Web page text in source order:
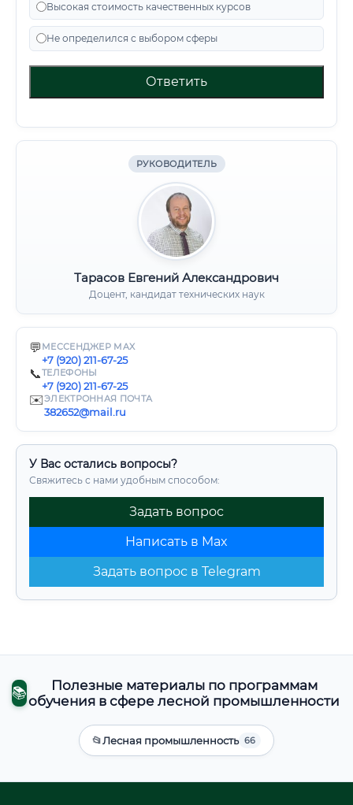
Высокая стоимость качественных курсов
Не определился с выбором сферы
Ответить
РУКОВОДИТЕЛЬ
Тарасов Евгений Александрович
Доцент, кандидат технических наук
💬 МЕССЕНДЖЕР MAX
+7 (920) 211-67-25
📞ТЕЛЕФОНЫ
+7 (920) 211-67-25
✉️ЭЛЕКТРОННАЯ ПОЧТА
382652@mail.ru
У Вас остались вопросы?
Свяжитесь с нами удобным способом:
Задать вопрос
Написать в Max
Задать вопрос в Telegram
📚
Полезные материалы по программам
обучения в сфере лесной промышленности
📂Лесная промышленность 66